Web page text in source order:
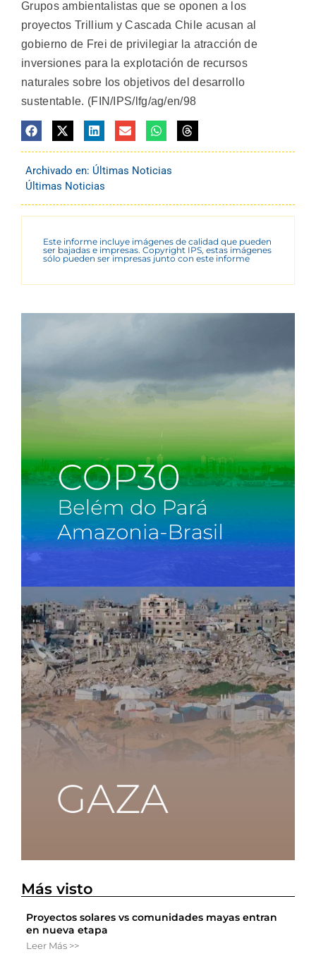
Grupos ambientalistas que se oponen a los
proyectos Trillium y Cascada Chile acusan al
gobierno de Frei de privilegiar la atracción de
inversiones para la explotación de recursos
naturales sobre los objetivos del desarrollo
sustentable. (FIN/IPS/lfg/ag/en/98
Archivado en: Últimas Noticias
Últimas Noticias
Este informe incluye imágenes de calidad que pueden
ser bajadas e impresas. Copyright IPS, estas imágenes
sólo pueden ser impresas junto con este informe
Más visto
Proyectos solares vs comunidades mayas entran
en nueva etapa
Leer Más >>